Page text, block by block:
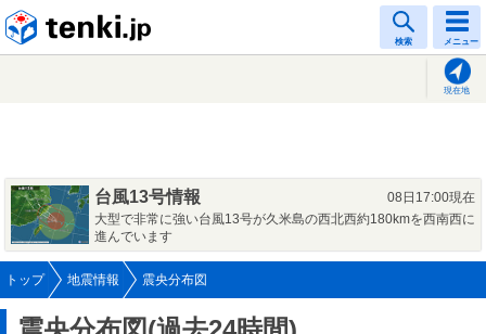
検索 メニュー
現在地
台風13号情報
08日17:00現在
大型で非常に強い台風13号が久米島の西北西約180kmを西南西に
進んでいます
トップ 地震情報 震央分布図